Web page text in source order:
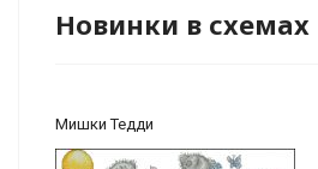
Новинки в схемах
Мишки Тедди